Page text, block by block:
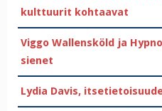
kulttuurit kohtaavat
Viggo Wallensköld ja
sienet
Lydia Davis,